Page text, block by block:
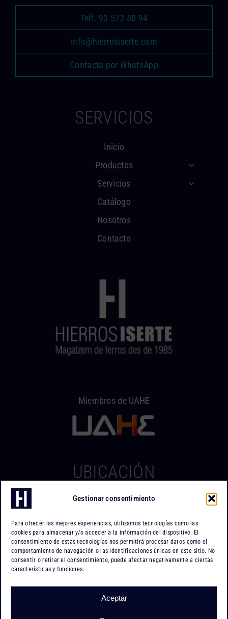
Gestionar consentimiento
Para ofrecer las mejores experiencias, utilizamos tecnologías como las
cookies para almacenar y/o acceder a la información del dispositivo. El
consentimiento de estas tecnologías nos permitirá procesar datos como el
comportamiento de navegación o las identificaciones únicas en este sitio. No
consentir o retirar el consentimiento, puede afectar negativamente a ciertas
características y funciones.
Aceptar
Telf. 93 572 50 94
info@hierrosiserte.com
Contacta por WhatsApp
SERVICIOS
Inicio
Productos
Servicios
Catálogo
Nosotros
Contacto
Miembros de UAHE
UBICACIÓN
Hierros Iserte
Po. Ind. Can Tapiola
08110 Montcada i Reixac
Barcelona